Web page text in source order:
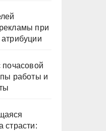
при
работы и
страсти: